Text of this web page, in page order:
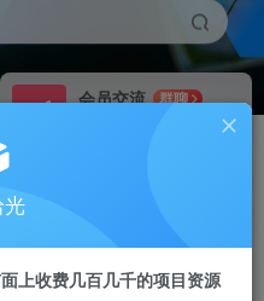
会员交流
群聊
上收费几百几千的项目资源